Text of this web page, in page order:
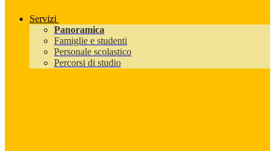
Servizi
Panoramica
Famiglie e studenti
Personale scolastico
Percorsi di studio